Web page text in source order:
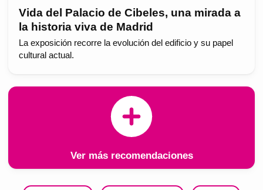
Vida del Palacio de Cibeles, una mirada a
la historia viva de Madrid
La exposición recorre la evolución del edificio y su papel
cultural actual.
Ver más recomendaciones